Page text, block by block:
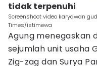
tidak terpenuhi
Screenshoot video karyawan
Times/istimewa
Agung menegaskan
sejumlah unit usaha
Zig-zag dan Surya